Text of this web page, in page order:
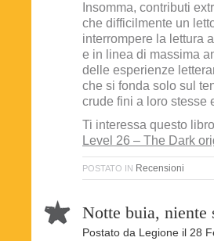
Insomma, contributi
che difficilmente un
interrompere la lettura
e in linea di massima
delle esperienze
che si fonda solo sul
crude fini a loro stesse
Ti interessa questo
Level 26 – The Dark
POSTATO IN Recensioni
Notte buia, niente
Postato da Legione il 28